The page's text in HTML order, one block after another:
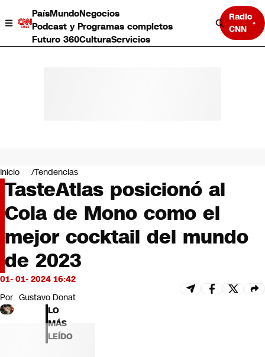
PaísMundoNegocios
Podcast y Programas completos
Futuro 360CulturaServicios
Radio
CNN
Negocios
Deportes
Programas completos
Cultura
Servicios
Bits
CNN Data
CNN tiempo
Futuro 360
Inicio Tendencias
TasteAtlas posicionó al
Cola de Mono como el
mejor cocktail del mundo
de 2023
01- 01- 2024 16:42
Por Gustavo Donat
LO
MÁS
LEÍDO